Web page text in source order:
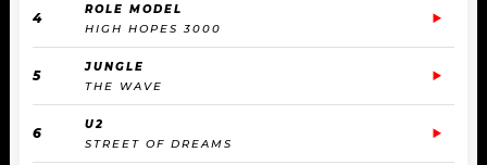
4
ROLE MODEL
HIGH HOPES 3000
5
JUNGLE
THE WAVE
6
U2
STREET OF DREAMS